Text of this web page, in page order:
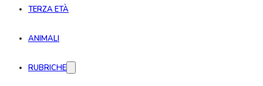
TERZA ETÀ
ANIMALI
RUBRICHE